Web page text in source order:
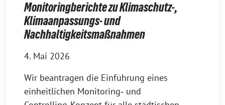
Monitoringberichte zu Klimaschutz-,
Klimaanpassungs- und
Nachhaltigkeitsmaßnahmen
4. Mai 2026
Wir beantragen die Einführung eines
einheitlichen Monitoring‑ und